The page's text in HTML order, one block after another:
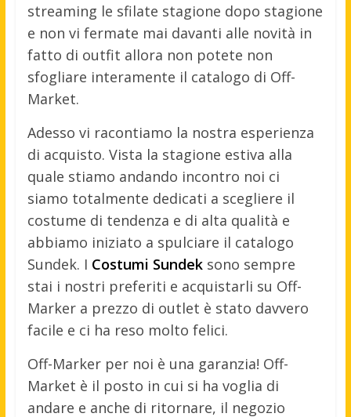
streaming le sfilate stagione dopo stagione
e non vi fermate mai davanti alle novità in
fatto di outfit allora non potete non
sfogliare interamente il catalogo di Off-
Market.
Adesso vi racontiamo la nostra esperienza
di acquisto. Vista la stagione estiva alla
quale stiamo andando incontro noi ci
siamo totalmente dedicati a scegliere il
costume di tendenza e di alta qualità e
abbiamo iniziato a spulciare il catalogo
Sundek. I Costumi Sundeksono sempre
stai i nostri preferiti e acquistarli su Off-
Marker a prezzo di outlet è stato davvero
facile e ci ha reso molto felici.
Off-Marker per noi è una garanzia! Off-
Market è il posto in cui si ha voglia di
andare e anche di ritornare, il negozio